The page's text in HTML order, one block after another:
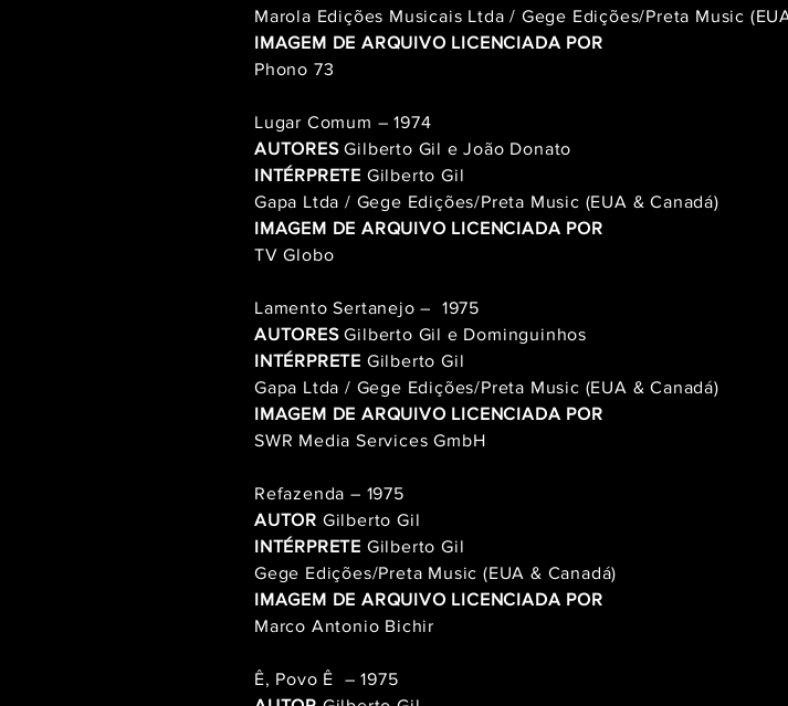
Marola Edições Musicais Ltda / Gege Edições/Preta Music
IMAGEM DE ARQUIVO LICENCIADA POR
Phono 73
Lugar Comum – 1974
AUTORESGilberto Gil e João Donato
INTÉRPRETE Gilberto Gil
Gapa Ltda / Gege Edições/Preta Music (EUA & Canadá)
IMAGEM DE ARQUIVO LICENCIADA POR
TV Globo
Lamento Sertanejo – 1975
AUTORESGilberto Gil e Dominguinhos
INTÉRPRETE Gilberto Gil
Gapa Ltda / Gege Edições/Preta Music (EUA & Canadá)
IMAGEM DE ARQUIVO LICENCIADA POR
SWR Media Services GmbH
Refazenda – 1975
AUTOR Gilberto Gil
INTÉRPRETE Gilberto Gil
Gege Edições/Preta Music (EUA & Canadá)
IMAGEM DE ARQUIVO LICENCIADA POR
Marco Antonio Bichir
Ê, Povo Ê – 1975